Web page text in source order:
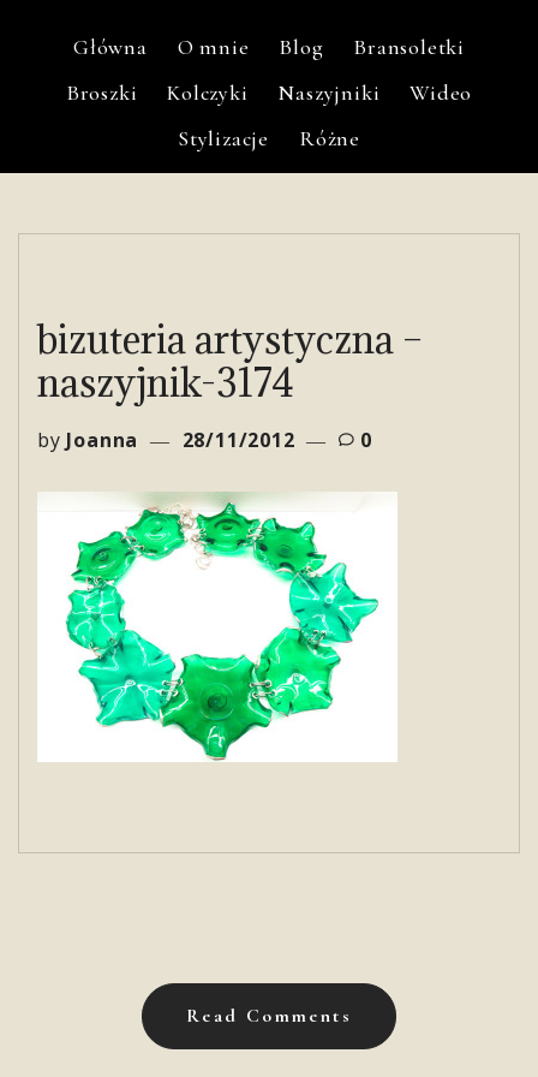
Główna O mnie Blog
Bransoletki
Broszki
Kolczyki Naszyjniki
Wideo
Stylizacje
Różne
bizuteria artystyczna –
naszyjnik-3174
by Joanna 28/11/2012 0
Read Comments